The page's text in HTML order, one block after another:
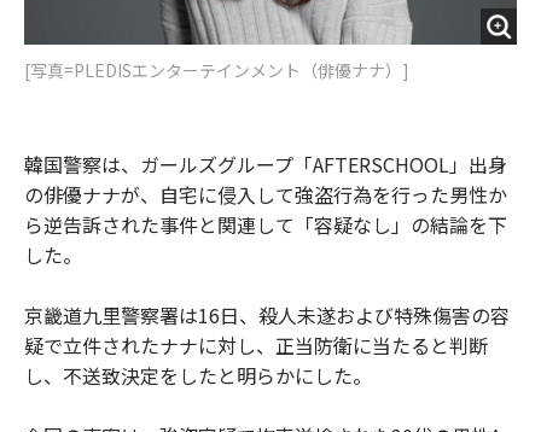
[写真=PLEDISエンターテインメント（俳優ナナ）]
韓国警察は、ガールズグループ「AFTERSCHOOL」出身
の俳優ナナが、自宅に侵入して強盗行為を行った男性か
ら逆告訴された事件と関連して「容疑なし」の結論を下
した。
京畿道九里警察署は16日、殺人未遂および特殊傷害の容
疑で立件されたナナに対し、正当防衛に当たると判断
し、不送致決定をしたと明らかにした。